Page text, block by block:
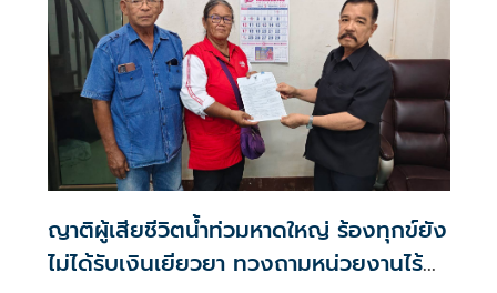
ญาติผู้เสียชีวิตน้ำท่วมหาดใหญ่ ร้องทุกข์ยัง
ไม่ได้รับเงินเยียวยา ทวงถามหน่วยงานไร้คำ